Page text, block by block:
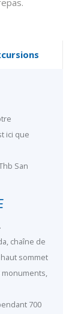
ici que
San
chaîne de
sommet
monuments,
700